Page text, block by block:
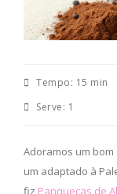
Tempo: 15 min
Serve: 1
Adoramos um
um adaptado à
fiz Panquecas de